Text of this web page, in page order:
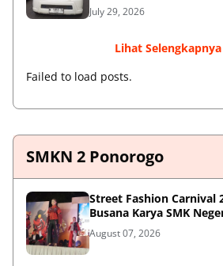
July 29, 2026
Lihat Selengkapnya
Failed to load posts.
SMKN 2 Ponorogo
Street Fashion Carnival
Busana Karya SMK
August 07, 2026